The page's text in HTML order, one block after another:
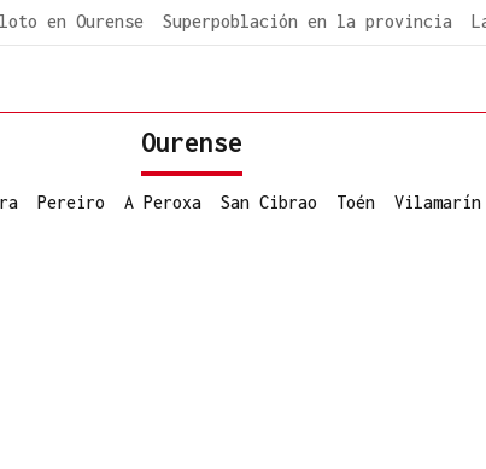
en Ourense Superpoblación en la provincia
Ourense
Pereiro A Peroxa San Cibrao Toén Vilamarín